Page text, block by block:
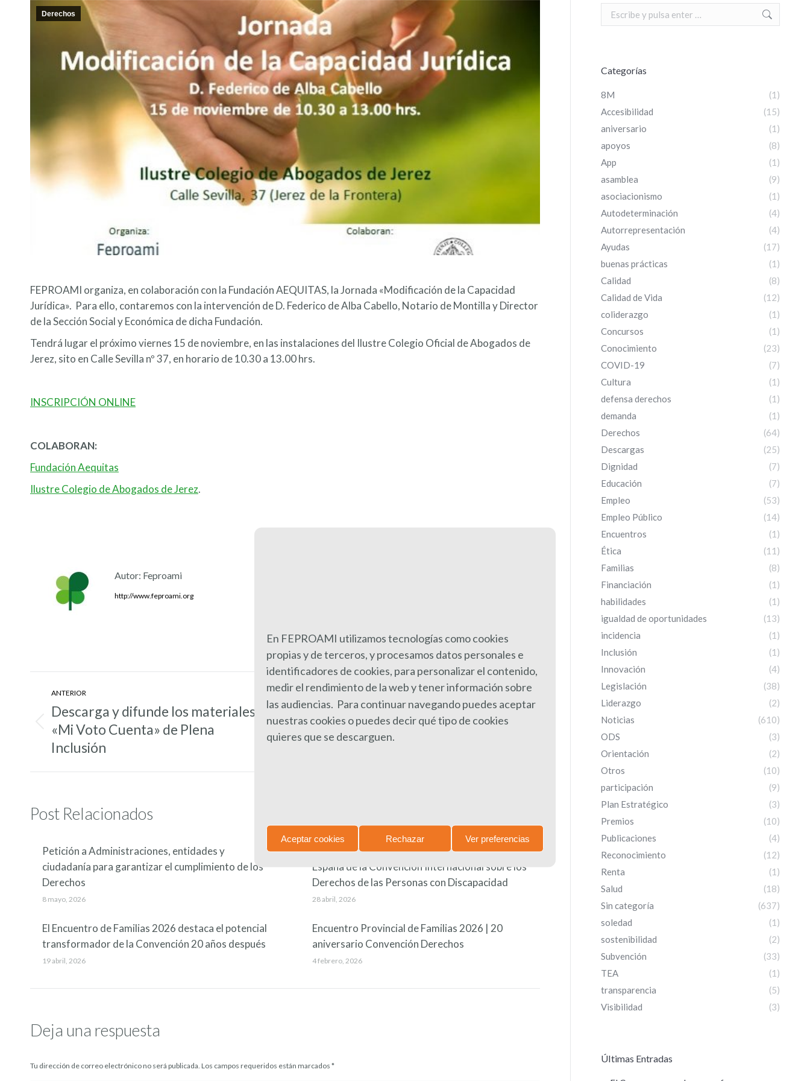
En FEPROAMI utilizamos tecnologías como cookies
propias y de terceros, y procesamos datos personales e
identificadores de cookies, para personalizar el contenido,
medir el rendimiento de la web ytener información sobre
las audiencias. Para continuar navegando puedes aceptar
nuestras cookies o puedes decir qué tipo de cookies
quieres que se descarguen.
Aceptar cookies Rechazar Ver preferencias
Derechos
FEPROAMI organiza, en colaboración con la Fundación AEQUITAS, la Jornada «Modificación de la Capacidad
Jurídica». Para ello, contaremos con la intervención de D. Federico de Alba Cabello, Notario de Montilla y Director
de la Sección Social y Económica de dicha Fundación.
Tendrá lugar el próximo viernes 15 de noviembre, en las instalaciones del Ilustre Colegio Oficial de Abogados de
Jerez, sito en Calle Sevilla nº 37, en horario de 10.30 a 13.00 hrs.
INSCRIPCIÓN ONLINE
COLABORAN:
Fundación Aequitas
Ilustre Colegio de Abogados de Jerez.
Autor: Feproami
http://www.feproami.org
Navegación
entre
entradas
ANTERIOR
Entrada
anterior:
Descarga y difunde los materiales
«Mi Voto Cuenta» de Plena
Inclusión
SIGUIENTE
Entrada
siguiente:
Convocatoria Empleo Público
Junta Andalucía | Auxiliar
Post Relacionados
Petición a Administraciones, entidades y
ciudadanía para garantizar el cumplimiento de los
Derechos
8 mayo, 2026
Manifiesto 3 de mayo de 2026. Día Nacional en
España de la Convención Internacional sobre los
Derechos de las Personas con Discapacidad
28 abril, 2026
El Encuentro de Familias 2026 destaca el potencial
transformador de la Convención 20 años después
19 abril, 2026
Encuentro Provincial de Familias 2026 | 20
aniversario Convención Derechos
4 febrero, 2026
Deja una respuesta
Tu dirección de correo electrónico no será publicada. Los campos requeridos están marcados *
Search:
Categorías
8M
(1)
Accesibilidad
(15)
aniversario
(1)
apoyos
(8)
App
(1)
asamblea
(9)
asociacionismo
(1)
Autodeterminación
(4)
Autorrepresentación
(4)
Ayudas
(17)
buenas prácticas
(1)
Calidad
(8)
Calidad de Vida
(12)
coliderazgo
(1)
Concursos
(1)
Conocimiento
(23)
COVID-19
(7)
Cultura
(1)
defensa derechos
(1)
demanda
(1)
Derechos
(64)
Descargas
(25)
Dignidad
(7)
Educación
(7)
Empleo
(53)
Empleo Público
(14)
Encuentros
(1)
Ética
(11)
Familias
(8)
Financiación
(1)
habilidades
(1)
igualdad de oportunidades
(13)
incidencia
(1)
Inclusión
(1)
Innovación
(4)
Legislación
(38)
Liderazgo
(2)
Noticias
(610)
ODS
(3)
Orientación
(2)
Otros
(10)
participación
(9)
Plan Estratégico
(3)
Premios
(10)
Publicaciones
(4)
Reconocimiento
(12)
Renta
(1)
Salud
(18)
Sin categoría
(637)
soledad
(1)
sostenibilidad
(2)
Subvención
(33)
TEA
(1)
transparencia
(5)
Visibilidad
(3)
ÚItimas Entradas